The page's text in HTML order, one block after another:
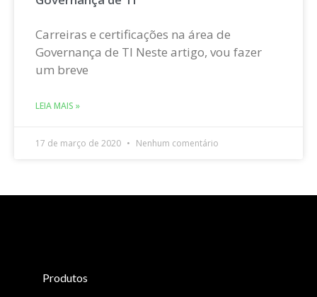
Carreiras e certificações na área de
Governança de TI Neste artigo, vou fazer
um breve
LEIA MAIS »
17 de março de 2020 Nenhum comentário
Produtos